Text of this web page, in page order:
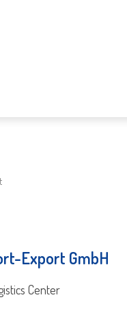
Export GmbH
Center